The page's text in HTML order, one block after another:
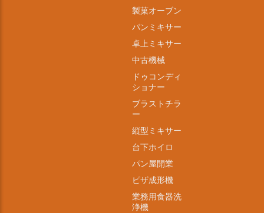
製菓オーブン
パンミキサー
卓上ミキサー
中古機械
ドゥコンディ
ショナー
ブラストチラ
ー
縦型ミキサー
台下ホイロ
パン屋開業
ピザ成形機
業務用食器洗
浄機